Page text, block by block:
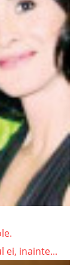
ei, inainte...